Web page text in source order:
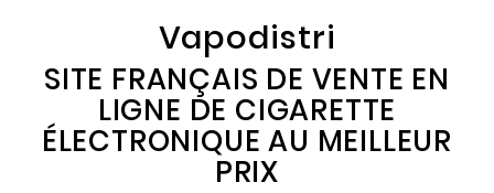
Vapodistri
SITE FRANÇAIS DE VENTE EN
LIGNE DE CIGARETTE
ÉLECTRONIQUE AU MEILLEUR
PRIX